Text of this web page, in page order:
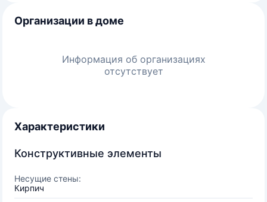
Организации в доме
Информация об организациях
отсутствует
Характеристики
Конструктивные элементы
Несущие стены:
Кирпич